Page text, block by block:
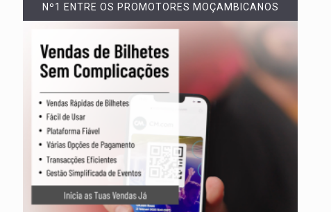
Nº1 ENTRE OS PROMOTORES MOÇAMBICANOS